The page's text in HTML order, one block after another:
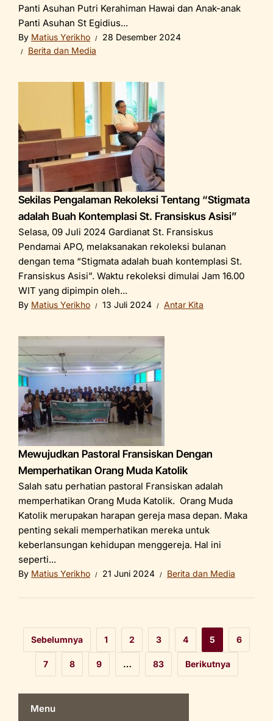
Panti Asuhan Putri Kerahiman Hawai dan Anak-anak
Panti Asuhan St Egidius...
By Matius Yerikho
28 Desember 2024
Berita dan Media
Sekilas Pengalaman Rekoleksi Tentang “Stigmata
adalah Buah Kontemplasi St. Fransiskus Asisi”
Selasa, 09 Juli 2024 Gardianat St. Fransiskus
Pendamai APO, melaksanakan rekoleksi bulanan
dengan tema “Stigmata adalah buah kontemplasi St.
Fransiskus Asisi”. Waktu rekoleksi dimulai Jam 16.00
WIT yang dipimpin oleh...
By Matius Yerikho 13 Juli 2024 Antar Kita
Mewujudkan Pastoral Fransiskan Dengan
Memperhatikan Orang Muda Katolik
Salah satu perhatian pastoral Fransiskan adalah
memperhatikan Orang Muda Katolik. Orang Muda
Katolik merupakan harapan gereja masa depan. Maka
penting sekali memperhatikan mereka untuk
keberlansungan kehidupan menggereja. Hal ini
seperti...
By Matius Yerikho 21 Juni 2024 Berita dan Media
Sebelumnya 1 2 3 4 5 6
7 8 9 … 83 Berikutnya
Menu